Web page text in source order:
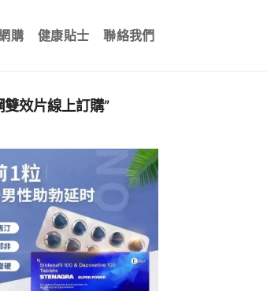
購 健康貼士 聯絡我們
效片線上訂購”